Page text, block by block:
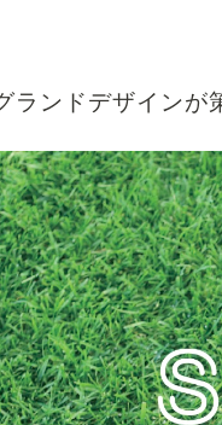
ランドデザインが